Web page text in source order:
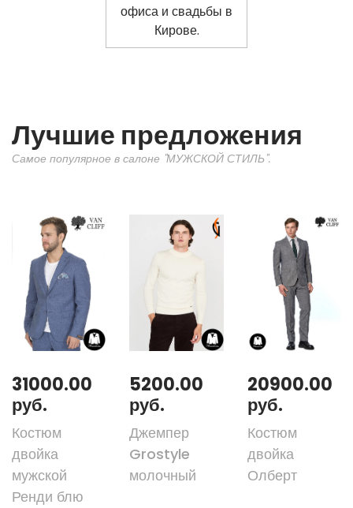
Лучшие предложения
Самое популярное в салоне "МУЖСКОЙ СТИЛЬ".
31000.00
руб.
Костюм
двойка
мужской
Ренди блю
5200.00
руб.
Джемпер
Grostyle
молочный
20900.00
руб.
Костюм
двойка
Олберт